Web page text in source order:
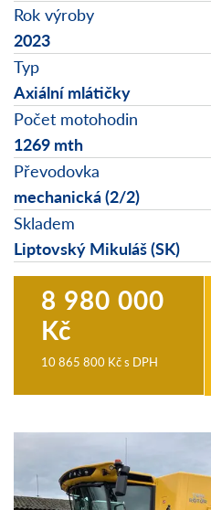
Rok výroby
2023
Typ
Axiální mlátičky
Počet motohodin
1269 mth
Převodovka
mechanická (2/2)
Skladem
Liptovský Mikuláš (SK)
8 980 000
Kč
10 865 800 Kčs DPH